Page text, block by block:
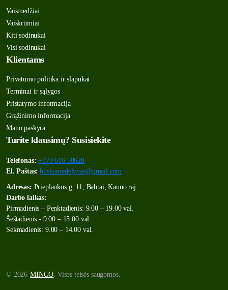
Vaismedžiai
Vaiskrūmiai
Kiti sodinukai
Visi sodinukai
Klientams
Privatumo politika ir slapukai
Terminai ir sąlygos
Pristatymo informacija
Grąžinimo informacija
Mano paskyra
Turite klausimų? Susisiekite
Telefonas: +370 616 58628
El. Paštas:buskumedelynas@gmail.com
Adresas: Prieplaukos g. 11, Babtai, Kauno raj.
Darbo laikas:
Pirmadienis – Penktadienis: 9.00 – 19.00 val.
Šeštadienis - 9.00 – 15.00 val.
Sekmadienis: 9.00 – 14.00 val.
© 2026 MINGO. Visos teisės saugomos.